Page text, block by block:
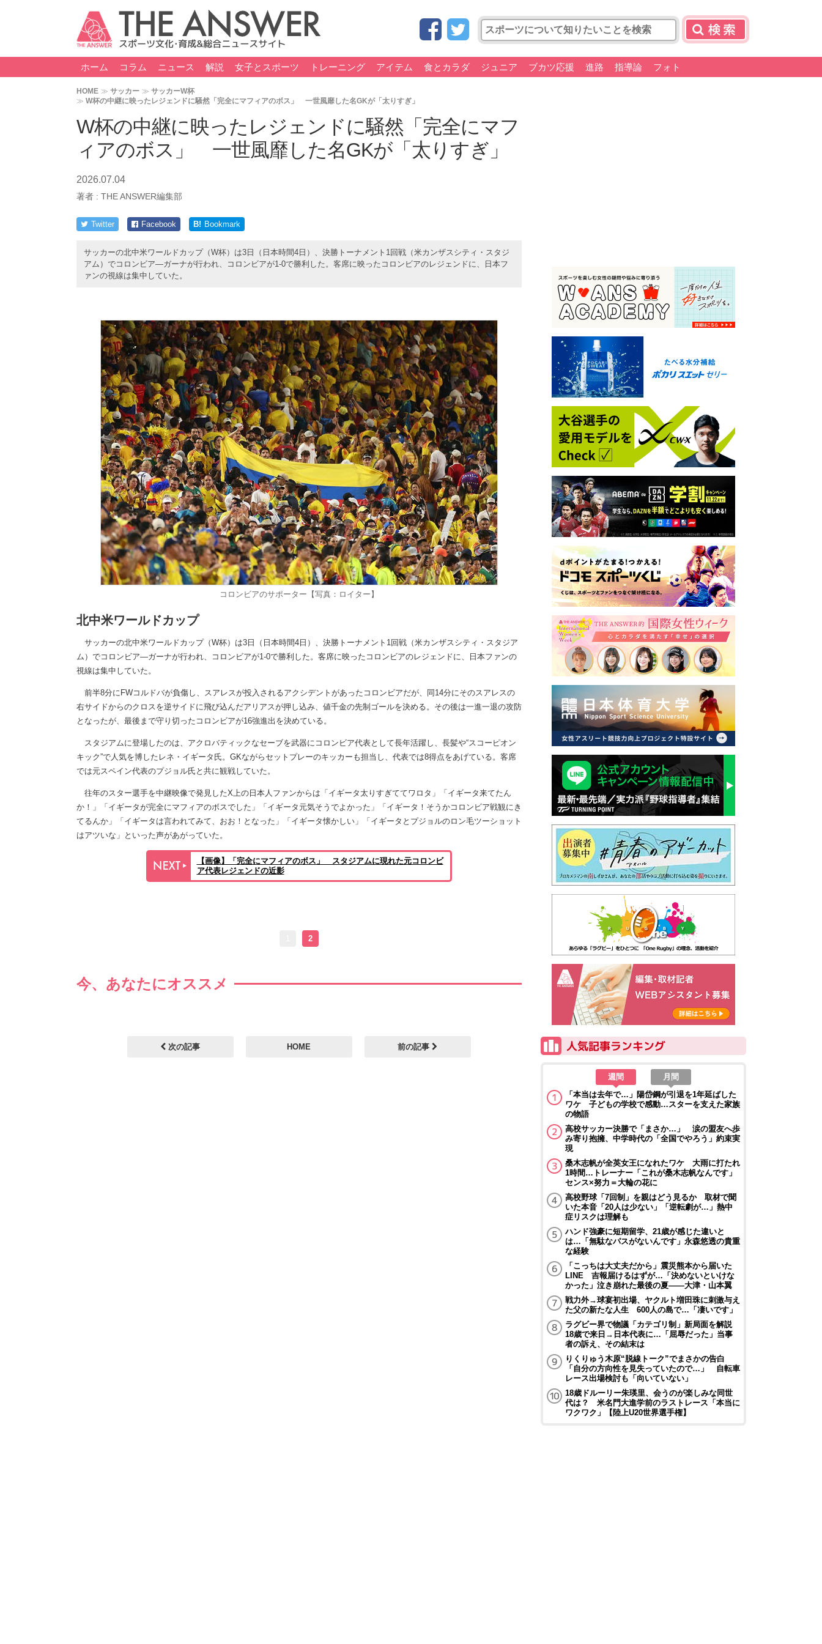
ホーム コラム ニュース 解説 女子とスポーツ トレーニング アイテム 食とカラダ ジュニア ブカツ応援 進路 指導論 フォト
HOME サッカー
サッカーW杯
W杯の中継に映ったレジェンドに騒然「完全にマフィアのボス」 一世風靡した名GKが「太りすぎ」
W杯の中継に映ったレジェンドに騒然「完全にマフ
ィアのボス」 一世風靡した名GKが「太りすぎ」
2026.07.04
著者 : THE ANSWER編集部
Twitter Facebook B! Bookmark
サッカーの北中米ワールドカップ（W杯）は3日（日本時間4日）、決勝トーナメント1回戦（米カンザスシティ・スタジ
アム）でコロンビア―ガーナが行われ、コロンビアが1-0で勝利した。客席に映ったコロンビアのレジェンドに、日本フ
ァンの視線は集中していた。
コロンビアのサポーター【写真：ロイター】
北中米ワールドカップ
サッカーの北中米ワールドカップ（W杯）は3日（日本時間4日）、決勝トーナメント1回戦（米カンザスシティ・スタジア
ム）でコロンビア―ガーナが行われ、コロンビアが1-0で勝利した。客席に映ったコロンビアのレジェンドに、日本ファンの
視線は集中していた。
前半8分にFWコルドバが負傷し、スアレスが投入されるアクシデントがあったコロンビアだが、同14分にそのスアレスの
右サイドからのクロスを逆サイドに飛び込んだアリアスが押し込み、値千金の先制ゴールを決める。その後は一進一退の攻防
となったが、最後まで守り切ったコロンビアが16強進出を決めている。
スタジアムに登場したのは、アクロバティックなセーブを武器にコロンビア代表として長年活躍し、長髪や“スコーピオン
キック”で人気を博したレネ・イギータ氏。GKながらセットプレーのキッカーも担当し、代表では8得点をあげている。客席
では元スペイン代表のプジョル氏と共に観戦していた。
往年のスター選手を中継映像で発見したX上の日本人ファンからは「イギータ太りすぎててワロタ」「イギータ来てたん
か！」「イギータが完全にマフィアのボスでした」「イギータ元気そうでよかった」「イギータ！そうかコロンビア戦観にき
てるんか」「イギータは言われてみて、おお！となった」「イギータ懐かしい」「イギータとプジョルのロン毛ツーショット
はアツいな」といった声があがっていた。
【画像】「完全にマフィアのボス」 スタジアムに現れた元コロンビ
ア代表レジェンドの近影
2
今、あなたにオススメ
次の記事 HOME 前の記事
週間
月間
「本当は去年で…」陽岱鋼が引退を1年延ばした
ワケ 子どもの学校で感動…スターを支えた家族
の物語
高校サッカー決勝で「まさか…」 涙の盟友へ歩
み寄り抱擁、中学時代の「全国でやろう」約束実
現
桑木志帆が全英女王になれたワケ 大雨に打たれ
1時間…トレーナー「これが桑木志帆なんです」
センス×努力＝大輪の花に
高校野球「7回制」を親はどう見るか 取材で聞
いた本音「20人は少ない」「逆転劇が…」熱中
症リスクは理解も
ハンド強豪に短期留学、21歳が感じた違いと
は…「無駄なパスがないんです」永森悠透の貴重
な経験
「こっちは大丈夫だから」震災熊本から届いた
LINE 吉報届けるはずが…「決めないといけな
かった」泣き崩れた最後の夏――大津・山本翼
戦力外→球宴初出場、ヤクルト増田珠に刺激与え
た父の新たな人生 600人の島で…「凄いです」
ラグビー界で物議「カテゴリ制」新局面を解説
18歳で来日→日本代表に…「屈辱だった」当事
者の訴え、その結末は
りくりゅう木原“脱線トーク”でまさかの告白
「自分の方向性を見失っていたので…」 自転車
レース出場検討も「向いていない」
18歳ドルーリー朱瑛里、会うのが楽しみな同世
代は？ 米名門大進学前のラストレース「本当に
ワクワク」【陸上U20世界選手権】